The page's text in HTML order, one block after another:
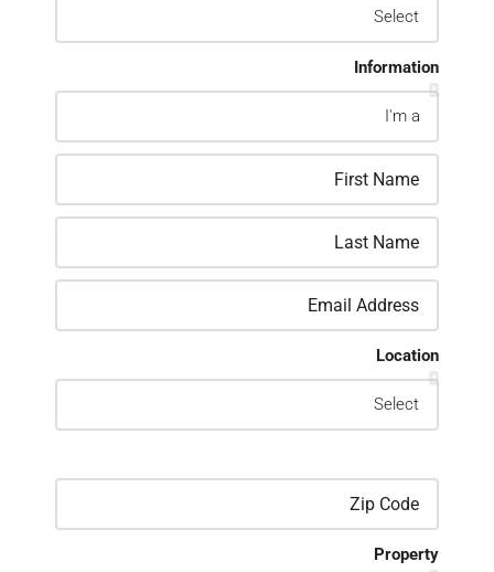
Information
Location
Property